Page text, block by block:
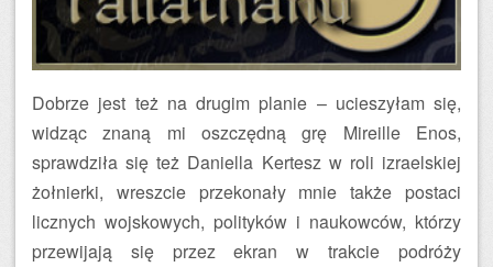
Dobrze jest też na drugim planie – ucieszyłam się,
widząc znaną mi oszczędną grę Mireille Enos,
sprawdziła się też Daniella Kertesz w roli izraelskiej
żołnierki, wreszcie przekonały mnie także postaci
licznych wojskowych, polityków i naukowców, którzy
przewijają się przez ekran w trakcie podróży